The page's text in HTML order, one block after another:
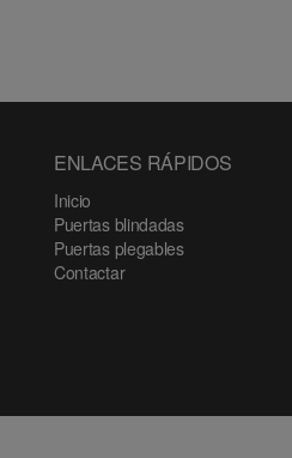
ENLACES RÁPIDOS
Inicio
Puertas blindadas
Puertas plegables
Contactar